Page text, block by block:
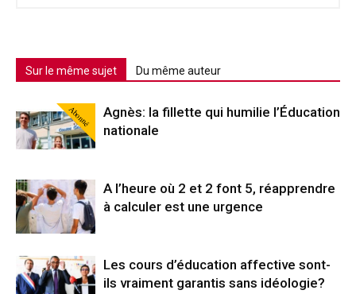
Sur le même sujet Du même auteur
Abonné
Agnès: la fillette qui humilie l’Éducation
nationale
A l’heure où 2 et 2 font 5, réapprendre
à calculer est une urgence
Les cours d’éducation affective sont-
ils vraiment garantis sans idéologie?